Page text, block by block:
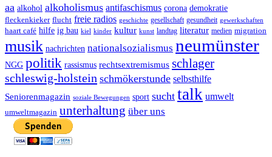
aa alkohol alkoholismus antifaschismus corona demokratie
fleckenkieker flucht freie radios geschichte gesellschaft gesundheit gewerkschaften
haart café hilfe ig bau kiel kinder kultur kunst landtag literatur medien migration
musik nachrichten nationalsozialismus neumünster
NGG politik rassismus rechtsextremismus schlager
schleswig-holstein schmökerstunde selbsthilfe
Seniorenmagazin soziale Bewegungen sport sucht talk umwelt
umweltmagazin unterhaltung über uns